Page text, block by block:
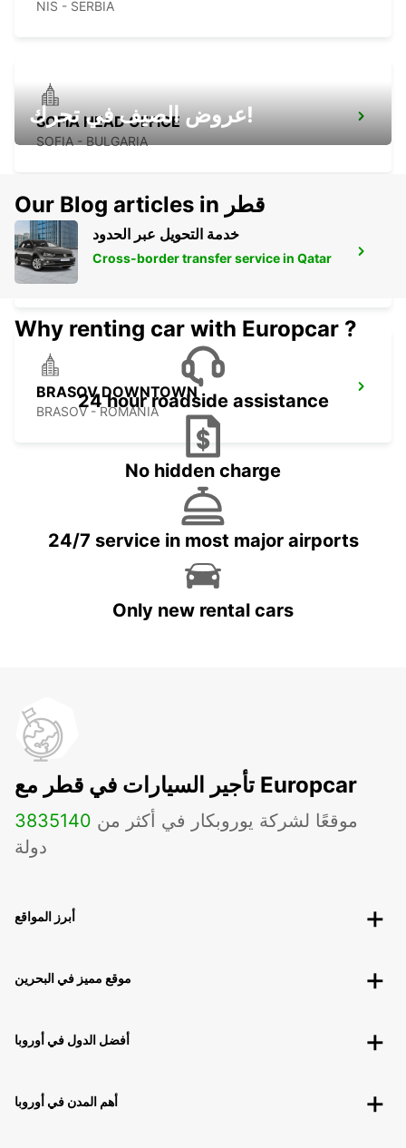
NIS - SERBIA
SOFIA HEAD OFFICE
SOFIA - BULGARIA
BRASOV AIRPORT
GHIMBAV - ROMANIA
BRASOV DOWNTOWN
BRASOV - ROMANIA
عروض الصيف في تحرك!
Our Blog articles in قطر
خدمة التحويل عبر الحدود
Cross-border transfer service in Qatar
Why renting car with Europcar ?
24 hour roadside assistance
No hidden charge
24/7 service in most major airports
Only new rental cars
تأجير السيارات في قطر مع Europcar
3835 موقعًا لشركة يوروبكار في أكثر من 140
دولة
أبرز المواقع
موقع مميز في البحرين
أفضل الدول في أوروبا
أهم المدن في أوروبا